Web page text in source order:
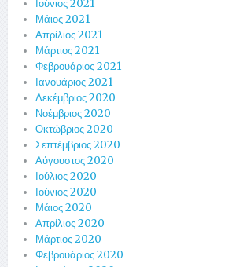
Ιούνιος 2021
Μάιος 2021
Απρίλιος 2021
Μάρτιος 2021
Φεβρουάριος 2021
Ιανουάριος 2021
Δεκέμβριος 2020
Νοέμβριος 2020
Οκτώβριος 2020
Σεπτέμβριος 2020
Αύγουστος 2020
Ιούλιος 2020
Ιούνιος 2020
Μάιος 2020
Απρίλιος 2020
Μάρτιος 2020
Φεβρουάριος 2020